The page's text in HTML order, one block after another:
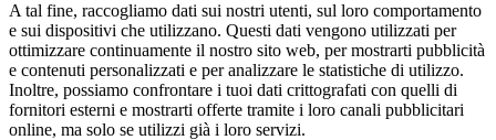
A tal fine, raccogliamo dati sui nostri utenti, sul loro comportamento
e sui dispositivi che utilizzano. Questi dati vengono utilizzati per
ottimizzare continuamente il nostro sito web, per mostrarti pubblicità
e contenuti personalizzati e per analizzare le statistiche di utilizzo.
Inoltre, possiamo confrontare i tuoi dati crittografati con quelli di
fornitori esterni e mostrarti offerte tramite i loro canali pubblicitari
online, ma solo se utilizzi già i loro servizi.